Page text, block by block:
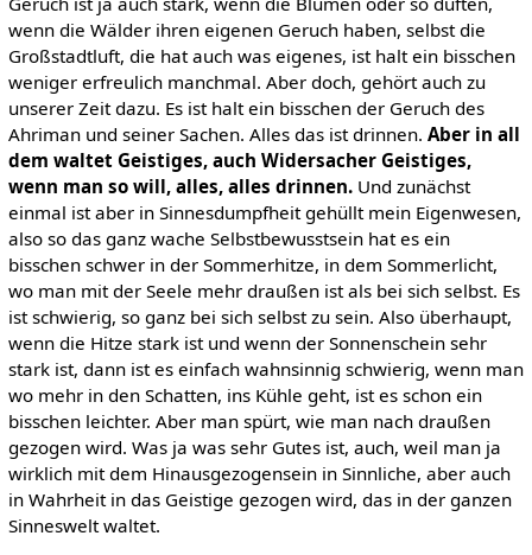
wenn die Wälder ihren eigenen Geruch haben, selbst die
Großstadtluft, die hat auch was eigenes, ist halt ein bisschen
weniger erfreulich manchmal. Aber doch, gehört auch zu
unserer Zeit dazu. Es ist halt ein bisschen der Geruch des
Ahriman und seiner Sachen. Alles das ist drinnen. Aber in all
dem waltet Geistiges, auch Widersacher Geistiges,
wenn man so will, alles, alles drinnen.Und zunächst
einmal ist aber in Sinnesdumpfheit gehüllt mein Eigenwesen,
also so das ganz wache Selbstbewusstsein hat es ein
bisschen schwer in der Sommerhitze, in dem Sommerlicht,
wo man mit der Seele mehr draußen ist als bei sich selbst. Es
ist schwierig, so ganz bei sich selbst zu sein. Also überhaupt,
wenn die Hitze stark ist und wenn der Sonnenschein sehr
stark ist, dann ist es einfach wahnsinnig schwierig, wenn man
wo mehr in den Schatten, ins Kühle geht, ist es schon ein
bisschen leichter. Aber man spürt, wie man nach draußen
gezogen wird. Was ja was sehr Gutes ist, auch, weil man ja
wirklich mit dem Hinausgezogensein in Sinnliche, aber auch
in Wahrheit in das Geistige gezogen wird, das in der ganzen
Sinneswelt waltet.